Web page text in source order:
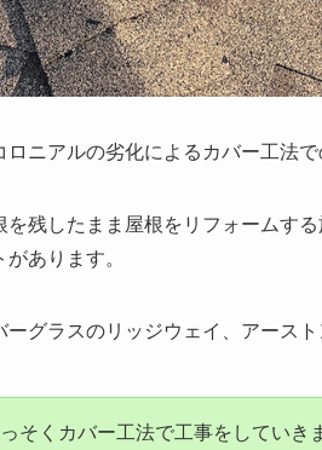
ニアルの劣化によるカバー工法
を残したまま屋根をリフォームする
あります。
グラスのリッジウェイ、アースト
そくカバー工法で工事をしていき